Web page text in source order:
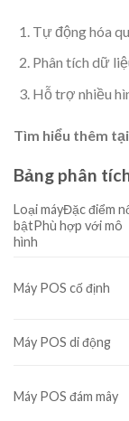
Tự động hóa
Phân tích dữ
Hỗ trợ nhiều
Tìm hiểu thêm tại
Bảng phân
Loại máyĐặc điểm
bậtPhù hợp với mô
hình
Máy POS cố định
Máy POS di động
Máy POS đám mây